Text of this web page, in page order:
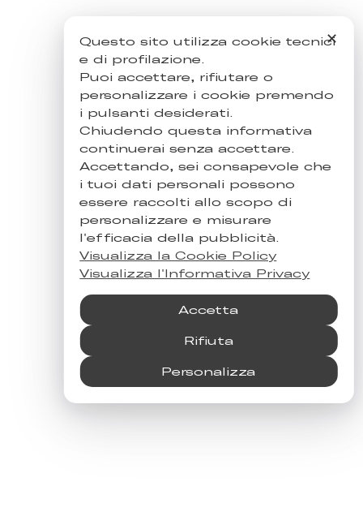
✕
Questo sito utilizza cookie tecnici
e di profilazione.
Puoi accettare, rifiutare o
personalizzare i cookie premendo
i pulsanti desiderati.
Chiudendo questa informativa
continuerai senza accettare.
Accettando, sei consapevole che
i tuoi dati personali possono
essere raccolti allo scopo di
personalizzare e misurare
l'efficacia della pubblicità.
Visualizza la Cookie Policy
Visualizza l'Informativa Privacy
Accetta
Rifiuta
Personalizza